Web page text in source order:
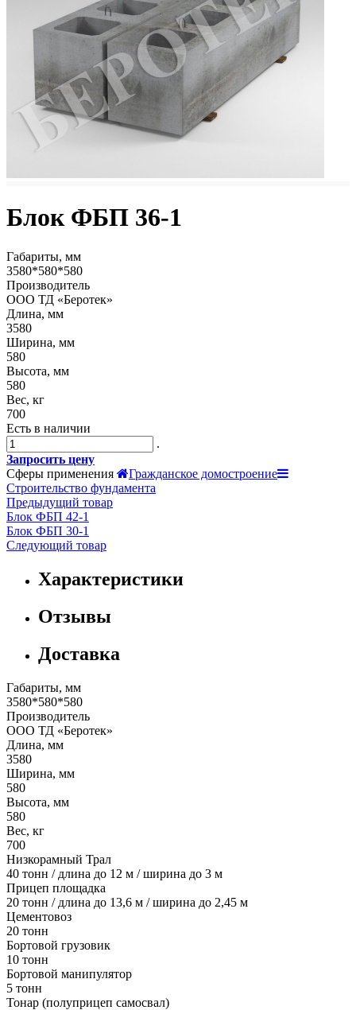
Блок ФБП 36-1
Габариты, мм
3580*580*580
Производитель
ООО ТД «Беротек»
Длина, мм
3580
Ширина, мм
580
Высота, мм
580
Вес, кг
700
Есть в наличии
.
Запросить цену
Сферы применения
Гражданское домостроение
Строительство фундамента
Предыдущий товар
Блок ФБП 42-1
Блок ФБП 30-1
Следующий товар
Характеристики
Отзывы
Доставка
Габариты, мм
3580*580*580
Производитель
ООО ТД «Беротек»
Длина, мм
3580
Ширина, мм
580
Высота, мм
580
Вес, кг
700
Низкорамный Трал
40 тонн / длина до 12 м / ширина до 3 м
Прицеп площадка
20 тонн / длина до 13,6 м / ширина до 2,45 м
Цементовоз
20 тонн
Бортовой грузовик
10 тонн
Бортовой манипулятор
5 тонн
Тонар (полуприцеп самосвал)